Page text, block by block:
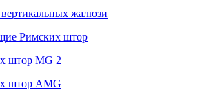
вертикальных жалюзи
Римских штор
штор MG 2
штор AMG